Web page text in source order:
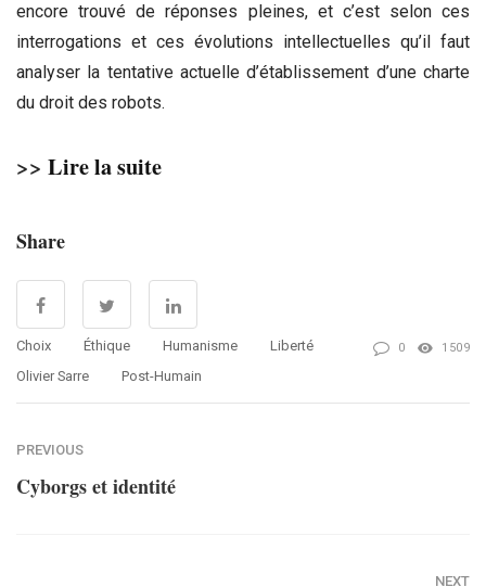
encore trouvé de réponses pleines, et c’est selon ces
interrogations et ces évolutions intellectuelles qu’il faut
analyser la tentative actuelle d’établissement d’une charte
du droit des robots.
>> Lire la suite
Share
Choix Éthique Humanisme
Liberté
Olivier Sarre
Post-Humain
0 1509
PREVIOUS
Cyborgs et identité
NEXT